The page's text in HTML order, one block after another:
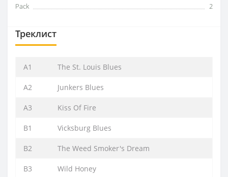
Pack
2
Треклист
A1 The St. Louis Blues
A2 Junkers Blues
A3 Kiss Of Fire
B1 Vicksburg Blues
B2 The Weed Smoker's Dream
B3 Wild Honey